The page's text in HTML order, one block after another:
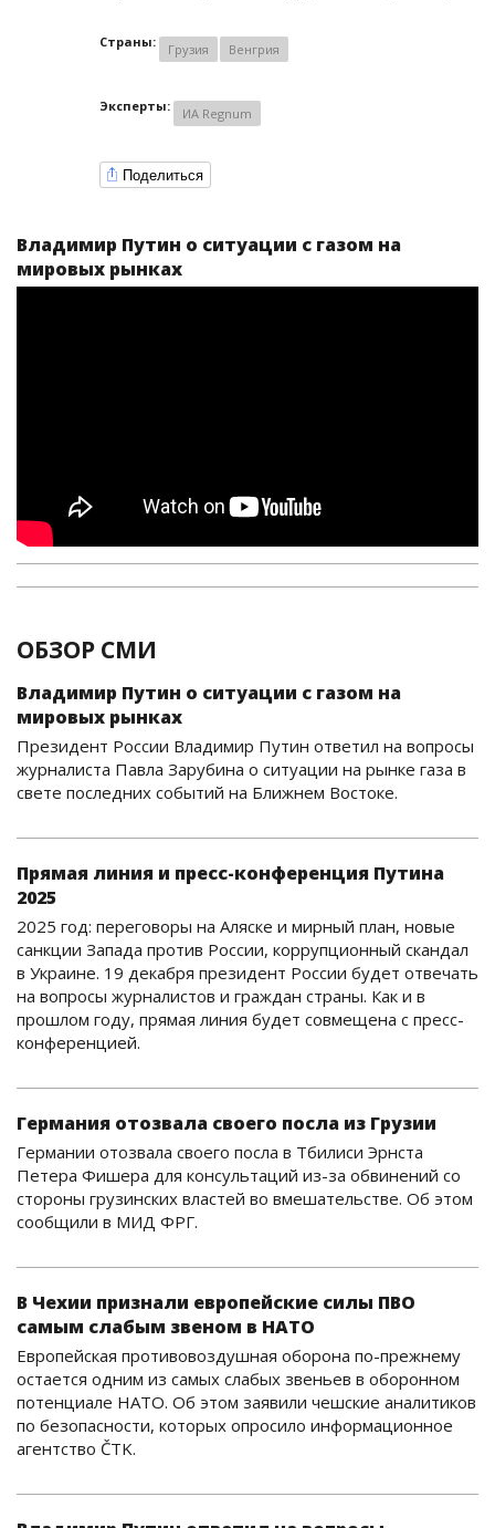
Страны: Грузия Венгрия
Эксперты: ИА Regnum
Поделиться
Владимир Путин о ситуации с газом на
мировых рынках
ОБЗОР СМИ
Владимир Путин о ситуации с газом на
мировых рынках
Президент России Владимир Путин ответил на вопросы
журналиста Павла Зарубина о ситуации на рынке газа в
свете последних событий на Ближнем Востоке.
Прямая линия и пресс-конференция Путина
2025
2025 год: переговоры на Аляске и мирный план, новые
санкции Запада против России, коррупционный скандал
в Украине. 19 декабря президент России будет отвечать
на вопросы журналистов и граждан страны. Как и в
прошлом году, прямая линия будет совмещена с пресс-
конференцией.
Германия отозвала своего посла из Грузии
Германии отозвала своего посла в Тбилиси Эрнста
Петера Фишера для консультаций из-за обвинений со
стороны грузинских властей во вмешательстве. Об этом
сообщили в МИД ФРГ.
В Чехии признали европейские силы ПВО
самым слабым звеном в НАТО
Европейская противовоздушная оборона по-прежнему
остается одним из самых слабых звеньев в оборонном
потенциале НАТО. Об этом заявили чешские аналитиков
по безопасности, которых опросило информационное
агентство ČTK.